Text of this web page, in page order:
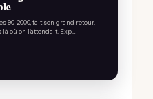
90-2000, fait son grand retour.
où on l'attendait. Exp…